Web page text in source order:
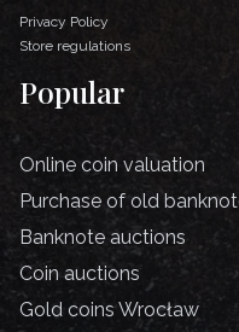
Privacy Policy
Store regulations
Popular
Online coin valuation
Purchase of old
Banknote auctions
Coin auctions
Gold coins Wrocław